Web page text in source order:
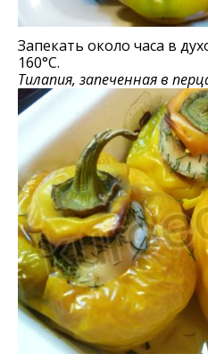
Запекать около часа в
160°С.
Тилапия, запeчeнная в